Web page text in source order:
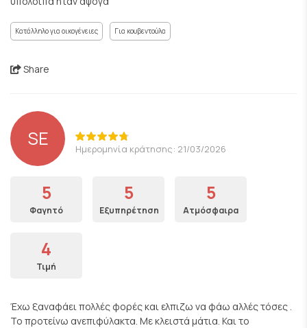
Κατάλληλο για οικογένειες Για κουβεντούλα
Share
SE Ημερομηνία κράτησης: 21/03/2026
5
Φαγητό
5
Εξυπηρέτηση
5
Ατμόσφαιρα
4
Τιμή
Έχω ξαναφάει πολλές φορές και ελπιζω να φάω αλλές τόσες .
Το προτείνω ανεπιφύλακτα. Με κλειστά μάτια. Και το